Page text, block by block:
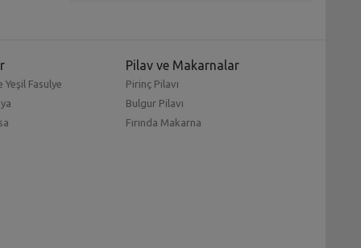
Yeşil Fasulye
Pilav ve Makarnalar
Pirinç Pilavı
Bulgur Pilavı
Fırında Makarna